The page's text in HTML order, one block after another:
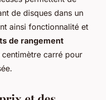
de disques dans un
ainsi fonctionnalité et
de rangement
carré pour